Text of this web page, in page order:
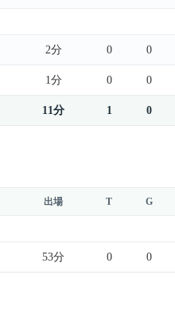
2分 0 0
1分 0 0
11分 1 0
出場 T G
53分 0 0